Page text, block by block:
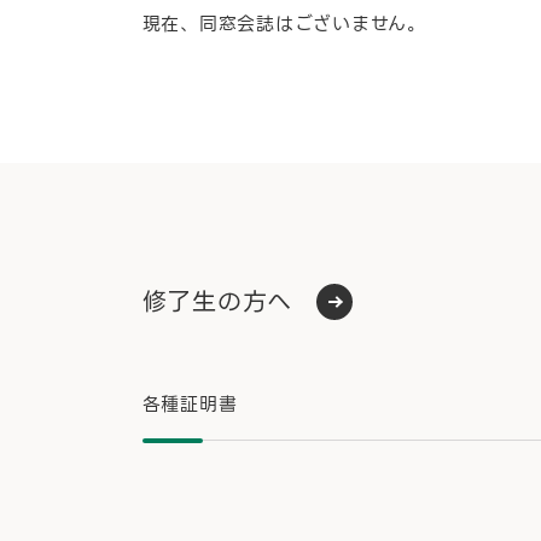
現在、同窓会誌はございません。
修了生の方へ
各種証明書